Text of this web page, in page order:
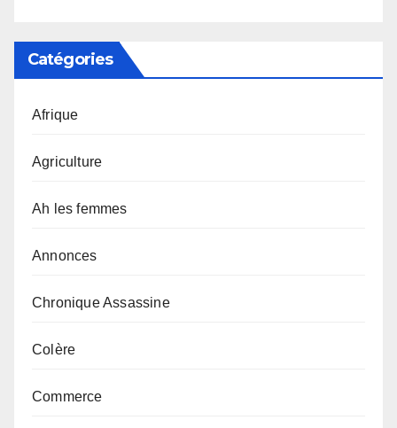
Catégories
Afrique
Agriculture
Ah les femmes
Annonces
Chronique Assassine
Colère
Commerce